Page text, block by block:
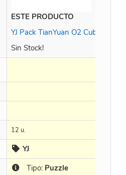
ESTE PRODUCTO
YJ Pack TianYuan O2 Cube 3
Sin Stock!
12 u.
YJ
Tipo: Puzzle